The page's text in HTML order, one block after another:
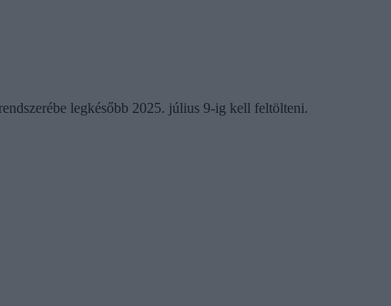
legkésőbb 2025. július 9-ig kell feltölteni.